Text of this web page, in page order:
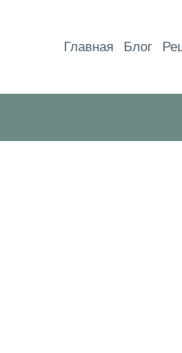
содержимомуГлавная Блог